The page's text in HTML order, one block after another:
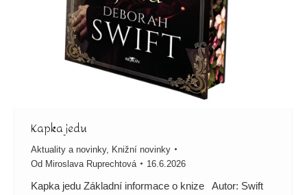
Kapka jedu
Aktuality a novinky, Knižní novinky
Od Miroslava Ruprechtová 16.6.2026
Kapka jedu Základní informace o knize Autor: Swift